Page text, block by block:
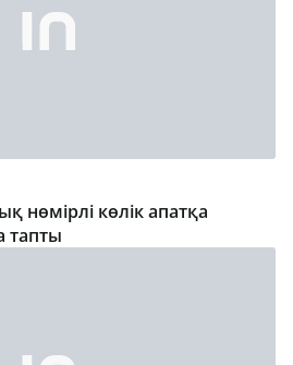
нөмірлі көлік апатқа
тапты